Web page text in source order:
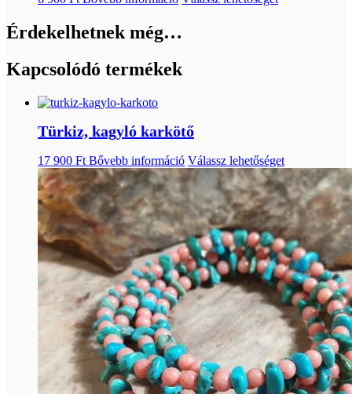
Érdekelhetnek még…
Kapcsolódó termékek
Türkiz, kagyló karkötő
17 900 Ft Bővebb információ Válassz lehetőséget